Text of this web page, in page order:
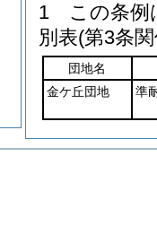
1
この条例
別表(第3条
団地名
金ケ丘団地
準